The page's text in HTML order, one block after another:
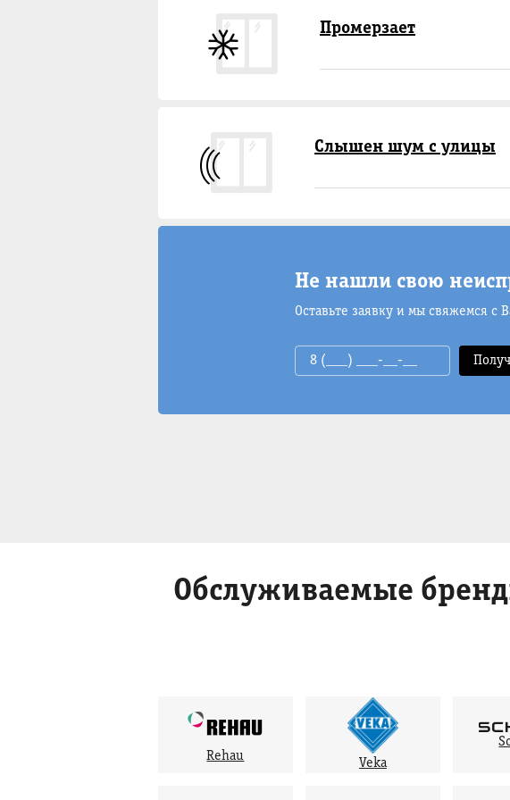
Промерзает
Слышен шум с улицы
Не нашли свою
Оставьте заявку и мы свяжемся с
Обслуживаемые
Rehau
Veka